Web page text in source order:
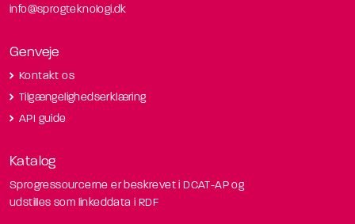
info@sprogteknologi.dk
Genveje
Kontakt os
Tilgængelighedserklæring
API guide
Katalog
Sprogressourcerne er beskrevet i DCAT-AP og
udstilles som linkeddata i RDF